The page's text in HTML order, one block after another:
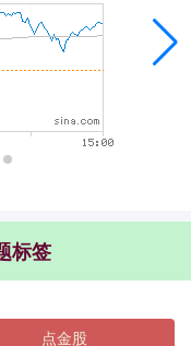
标签
点金股